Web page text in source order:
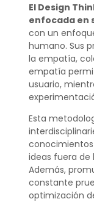
El Design
enfocada en
con un
humano. Sus
la empatía,
empatía
usuario,
Esta
ideas fuera de
Además,
constante
optimización